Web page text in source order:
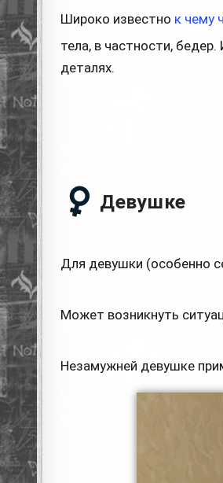
Широко известно к чему
тела, в частности,
деталях.
Девушке
Для девушки (особенно
Может возникнуть
Незамужней девушке